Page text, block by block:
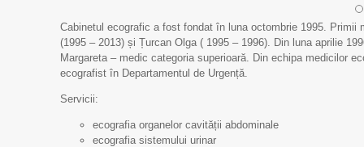
Cabinetul ecografic a fost fondat în luna octombrie 1995.
(1995 – 2013) și Țurcan Olga ( 1995 – 1996). Din luna aprilie
Margareta – medic categoria superioară. Din echipa medicilor
ecografist în Departamentul de Urgență.
Servicii:
ecografia organelor cavității abdominale
ecografia sistemului urinar